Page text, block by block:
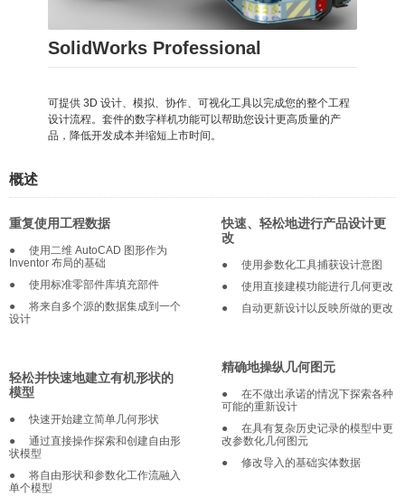
SolidWorks Professional
可提供 3D 设计、模拟、协作、可视化工具以完成您的整个工程
设计流程。套件的数字样机功能可以帮助您设计更高质量的产
品，降低开发成本并缩短上市时间。
概述
重复使用工程数据
●
使用二维 AutoCAD 图形作为
Inventor 布局的基础
●
使用标准零部件库填充部件
●
将来自多个源的数据集成到一个
设计
轻松并快速地建立有机形状的
模型
●
快速开始建立简单几何形状
●
通过直接操作探索和创建自由形
状模型
●
将自由形状和参数化工作流融入
单个模型
快速、轻松地进行产品设计更
改
●
使用参数化工具捕获设计意图
●
使用直接建模功能进行几何更改
●
自动更新设计以反映所做的更改
精确地操纵几何图元
●
在不做出承诺的情况下探索各种
可能的重新设计
●
在具有复杂历史记录的模型中更
改参数化几何图元
●
修改导入的基础实体数据